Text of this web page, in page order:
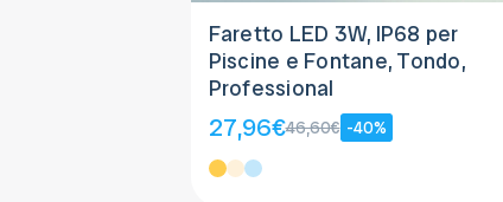
Faretto LED 3W, IP68 per
Piscine e Fontane, Tondo,
Professional
27,96€46,60€ -40%